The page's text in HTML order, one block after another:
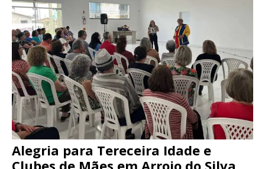
Alegria para Tereceira Idade e
Clubes de Mães em Arroio do Silva